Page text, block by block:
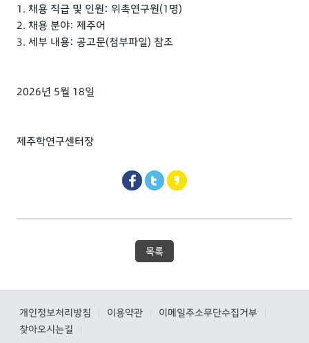
1. 채용 직급 및 인원: 위촉연구원(1명)
2. 채용 분야: 제주어
3. 세부 내용: 공고문(첨부파일) 참조
2026년 5월 18일
제주학연구센터장
목록
개인정보처리방침 이용약관 이메일주소무단수집거부
찾아오시는길